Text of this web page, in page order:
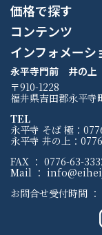
価格で探す
コンテンツ
インフォメーシ
永平寺門前 井の上
〒910-1228
福井県吉田郡永平寺
TEL
永平寺 そば 極：
永平寺 井の上：
FAX ： 0776-63-
Mail ：
お問合せ受付時間